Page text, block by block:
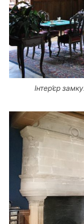
Інтер’єр